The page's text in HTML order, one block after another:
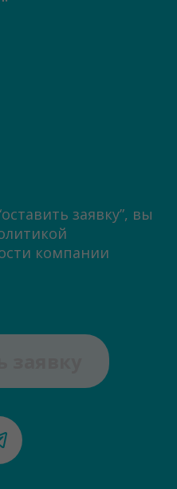
заявку”, вы
компании